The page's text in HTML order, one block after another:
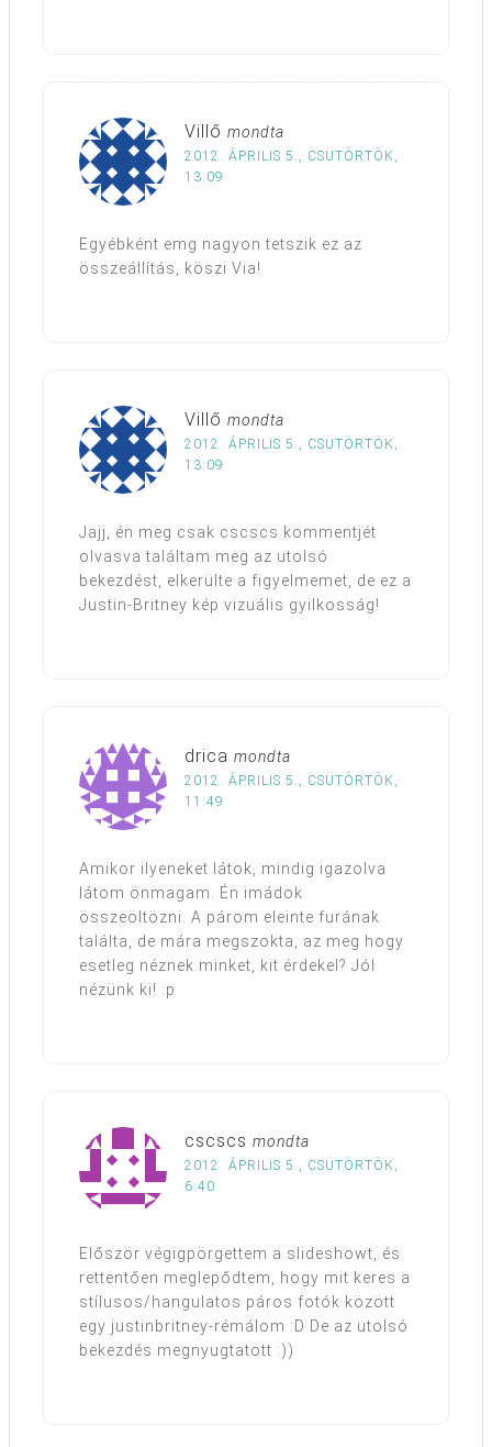
Villő mondta
2012. ÁPRILIS 5., CSÜTÖRTÖK,
13:09
Egyébként emg nagyon tetszik ez az
összeállítás, köszi Via!
Villő mondta
2012. ÁPRILIS 5., CSÜTÖRTÖK,
13:09
Jajj, én meg csak cscscs kommentjét
olvasva találtam meg az utolsó
bekezdést, elkerülte a figyelmemet, de ez a
Justin-Britney kép vizuális gyilkosság!
drica mondta
2012. ÁPRILIS 5., CSÜTÖRTÖK,
11:49
Amikor ilyeneket látok, mindig igazolva
látom önmagam. Én imádok
összeöltözni. A párom eleinte furának
találta, de mára megszokta, az meg hogy
esetleg néznek minket, kit érdekel? Jól
nézünk ki! :p
cscscs mondta
2012. ÁPRILIS 5., CSÜTÖRTÖK,
6:40
Először végigpörgettem a slideshowt, és
rettentően meglepődtem, hogy mit keres a
stílusos/hangulatos páros fotók között
egy justinbritney-rémálom :D De az utolsó
bekezdés megnyugtatott :))